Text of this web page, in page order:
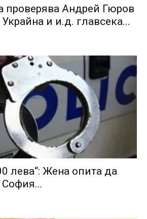
проверява Андрей Гюров
и и.д. главсека...
лева“: Жена опита да
София...